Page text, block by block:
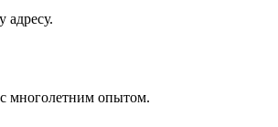
адресу.
многолетним опытом.